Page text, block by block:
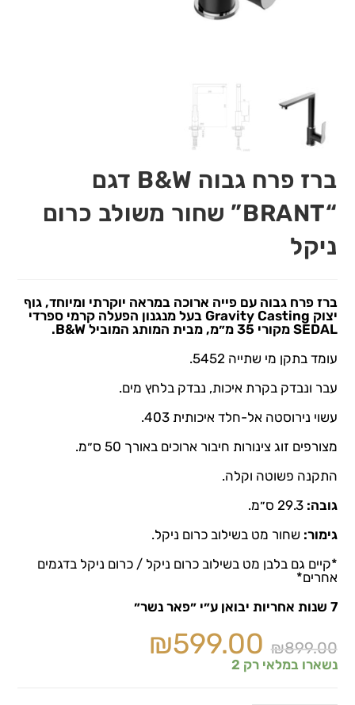
ברז פרח גבוה B&W דגם
“BRANT” שחור משולב כרום
ניקל
ברז פרח גבוה עם פייה ארוכה במראה יוקרתי ומיוחד, גוף
יצוק Gravity Casting בעל מנגנון הפעלה קרמי ספרדי
SEDAL מקורי 35 מ״מ, מבית המותג המוביל B&W.
עומד בתקן מי שתייה 5452.
עבר ונבדק בקרת איכות, נבדק בלחץ מים.
עשוי נירוסטה אל-חלד איכותית 403.
מצורפים זוג צינורות חיבור ארוכים באורך 50 ס״מ.
התקנה פשוטה וקלה.
גובה:29.3 ס״מ.
גימור: שחור מט בשילוב כרום ניקל.
*קיים גם בלבן מט בשילוב כרום ניקל / כרום ניקל בדגמים
אחרים*
7 שנות אחריות יבואן ע״י ״פאר נשר״
₪899.00
₪599.00
נשארו במלאי רק 2